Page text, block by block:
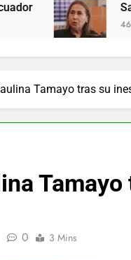
Santistevan
46 Minutes Ago
Tamayo tras su
0 3 Mins